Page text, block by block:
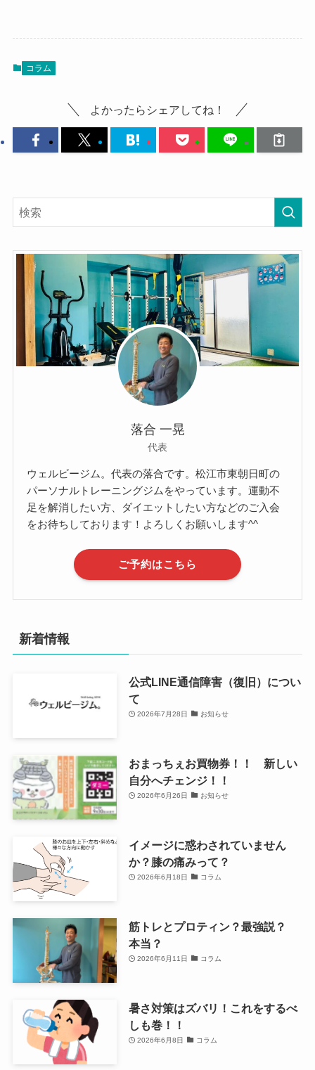
コラム
よかったらシェアしてね！
落合 一晃
代表
ウェルビージム。代表の落合です。松江市東朝日町の
パーソナルトレーニングジムをやっています。運動不
足を解消したい方、ダイエットしたい方などのご入会
をお待ちしております！よろしくお願いします^^
ご予約はこちら
新着情報
公式LINE通信障害（復旧）につい
て
2026年7月28日 お知らせ
おまっちぇお買物券！！ 新しい
自分へチェンジ！！
2026年6月26日 お知らせ
イメージに惑わされていません
か？膝の痛みって？
2026年6月18日 コラム
筋トレとプロティン？最強説？
本当？
2026年6月11日 コラム
暑さ対策はズバリ！これをするべ
しも巻！！
2026年6月8日 コラム